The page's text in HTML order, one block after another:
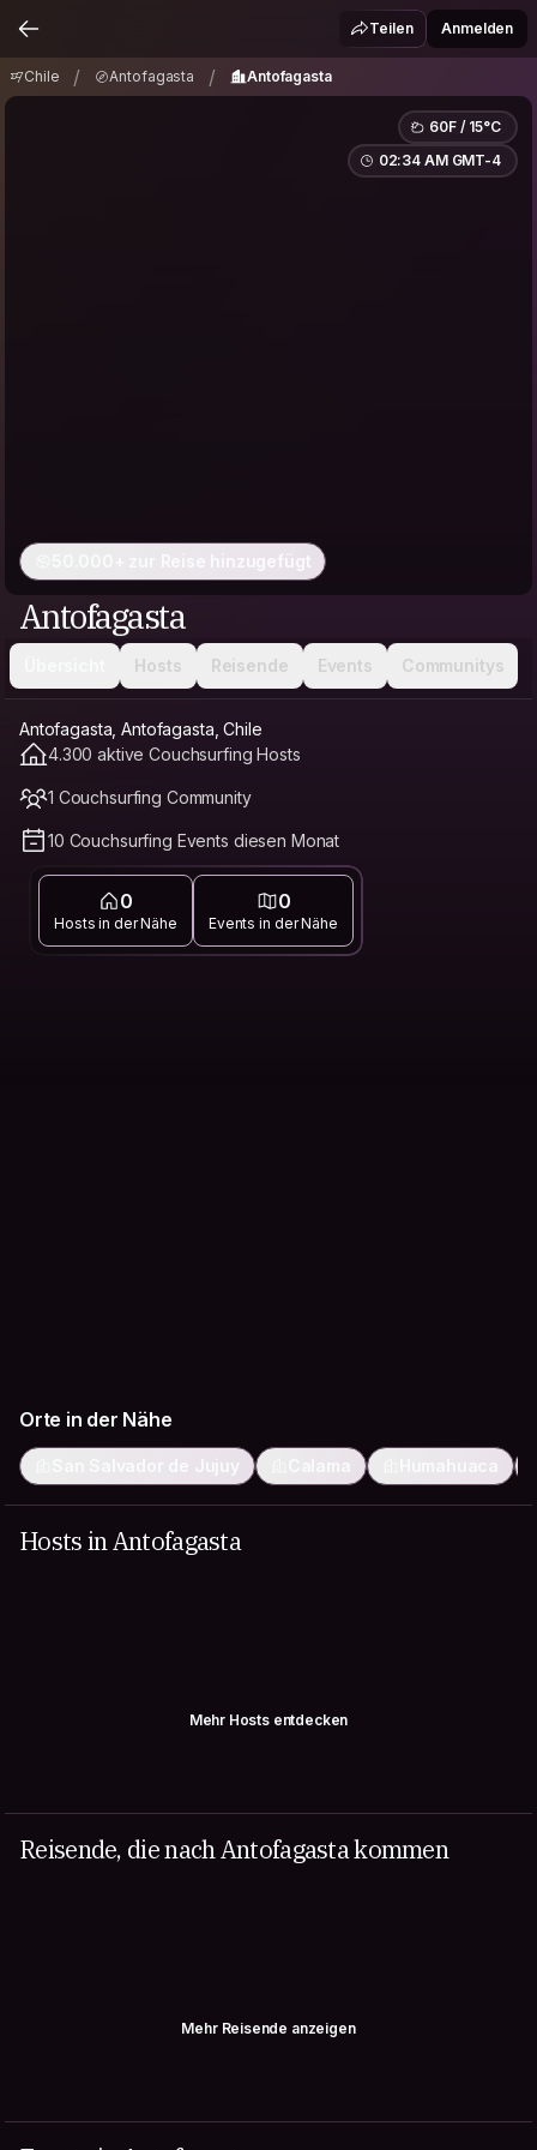
Antofagasta
Teilen Anmelden
Chile / Antofagasta / Antofagasta
60F / 15°C
02:34 AM GMT-4
50.000+ zur Reise hinzugefügt
Antofagasta
Hosts Reisende Events Communitys
Antofagasta, Antofagasta, Chile
4.300 aktive Couchsurfing Hosts
1 Couchsurfing Community
10 Couchsurfing Events diesen Monat
0
Hosts in der Nähe
0
Events in der Nähe
Orte in der Nähe
San Salvador de Jujuy Calama Humahuaca
Hosts in Antofagasta
Mehr Hosts entdecken
Reisende, die nach Antofagasta kommen
Mehr Reisende anzeigen